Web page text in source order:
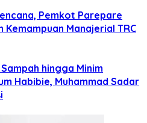
Pemkot Parepare
Manajerial TRC
hingga Minim
Habibie, Muhammad Sadar